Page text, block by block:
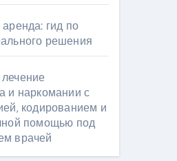
гид по
решения
и наркомании с
кодированием и
помощью под
врачей